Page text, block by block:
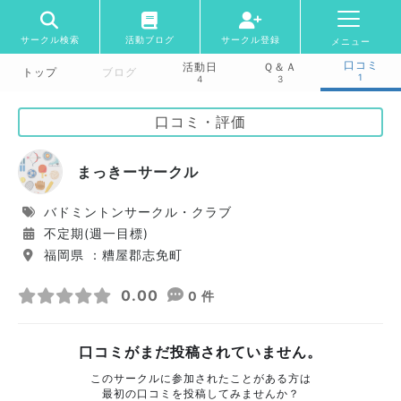
サークル検索 活動ブログ サークル登録 メニュー
トップ ブログ 活動日
4
Ｑ＆Ａ
3
口コミ
1
口コミ・評価
まっきーサークル
バドミントンサークル・クラブ
不定期(週一目標)
福岡県 ：糟屋郡志免町
0.00 0 件
口コミがまだ投稿されていません。
このサークルに参加されたことがある方は
最初の口コミを投稿してみませんか？